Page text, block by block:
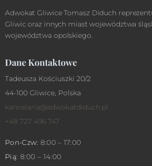
Adwokat Gliwice Tomasz Diduch
Gliwic oraz innych miast województwa
województwa opolskiego.
Dane Kontaktowe
Tadeusza Kościuszki 20/2
44-100 Gliwice, Polska
kancelaria@adwokatdiduch.pl
+48 727 496 747
Pon-Czw: 8:00 – 17:00
Pią: 8:00 – 14:00